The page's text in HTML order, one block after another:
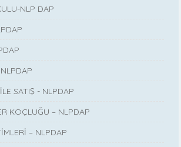
NLP DAP
SATIŞ - NLPDAP
KOÇLUĞU – NLPDAP
– NLPDAP